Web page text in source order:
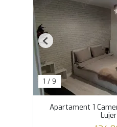
1 / 9
Previous
Apartament 1